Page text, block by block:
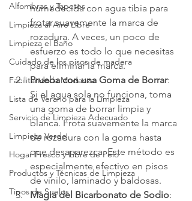
Alfombras y Tapetes
Limpieza al Aire Libre
Limpieza el Baño
Cuidado de los pisos de madera
Facilitando la Mudanza
Lista de Verano para la Limpieza
Servicio de Limpieza Adecuado
Limpieza Verde
Hogar Fresco y Libre de Pelo
Productos y Técnicas de Limpieza
Tipos de Suelos
humedecida con agua tibia para
frotar suavemente la marca de
rozadura. A veces, un poco de
esfuerzo es todo lo que necesitas
para eliminar la marca.
Prueba con una Goma de Borrar:
Si el agua sola no funciona, toma
una goma de borrar limpia y
blanca. Frota suavemente la marca
de rozadura con la goma hasta
que desaparezca. Este método es
especialmente efectivo en pisos
de vinilo, laminado y baldosas.
Magia del Bicarbonato de Sodio: